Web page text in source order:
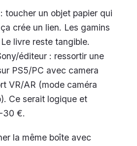
toucher un objet papier qui
crée un lien. Les gamins
livre reste tangible.
éditeur : ressortir une
PS5/PC avec camera
VR/AR (mode caméra
Ce serait logique et
30 €.
la même boîte avec